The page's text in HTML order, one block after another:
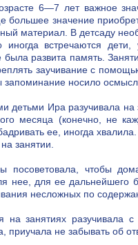
6—7 лет важное
большее значение
материал. В детсаду
иногда встречаются
развита память.
заучивание с
запоминание носило
детьми Ира разучивала на
месяца (конечно, не
ее, иногда
занятии.
посоветовала, чтобы
нее, для ее дальнейшего
несложных по
занятиях разучивала с
приучала не забывать об